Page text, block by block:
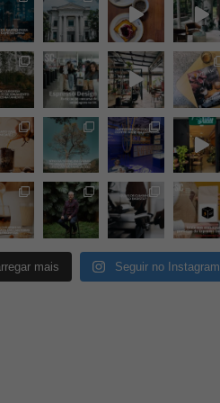
mais Seguir no Instagram